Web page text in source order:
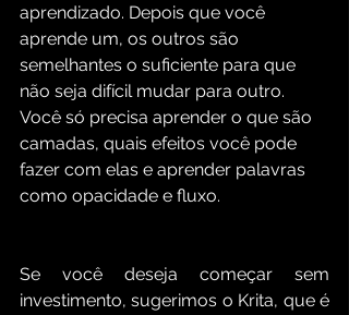
aprendizado. Depois que você
aprende um, os outros são
semelhantes o suficiente para que
não seja difícil mudar para outro.
Você só precisa aprender o que são
camadas, quais efeitos você pode
fazer com elas e aprender palavras
como opacidade e fluxo.
Se você deseja começar sem
investimento, sugerimos o Krita, que é